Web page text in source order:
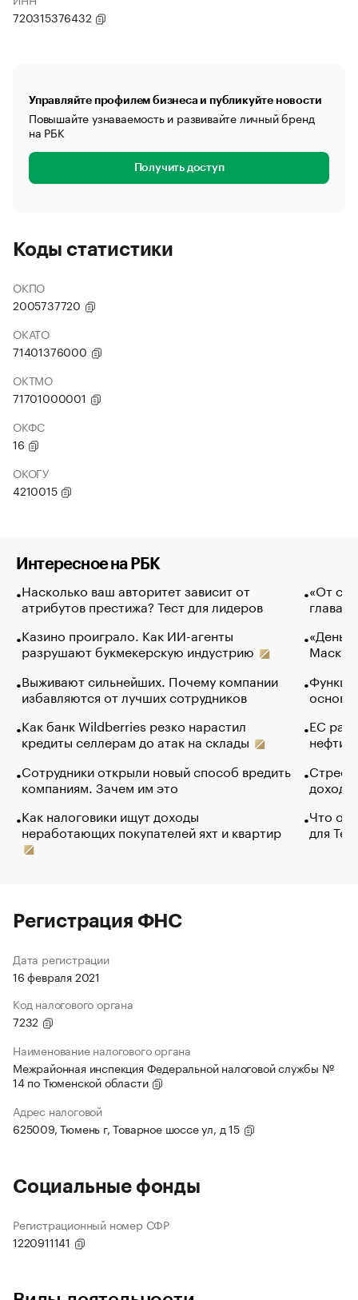
720315376432
Управляйте профилем бизнеса и публикуйте новости
Повышайте узнаваемость и развивайте личный бренд
на РБК
Получить доступ
Коды статистики
ОКПО
2005737720
ОКАТО
71401376000
ОКТМО
71701000001
ОКФС
16
ОКОГУ
4210015
Интересное на РБК
Насколько ваш авторитет зависит от
атрибутов престижа? Тест для лидеров
Казино проиграло. Как ИИ-агенты
разрушают букмекерскую индустрию
Выживают сильнейших. Почему компании
избавляются от лучших сотрудников
Как банк Wildberries резко нарастил
кредиты селлерам до атак на склады
Сотрудники открыли новый способ вредить
компаниям. Зачем им это
Как налоговики ищут доходы
неработающих покупателей яхт и квартир
«От
глава
Маск в
основ
ЕС
нефти
Что
для
Регистрация ФНС
Дата регистрации
16 февраля 2021
Код налогового органа
7232
Наименование налогового органа
Межрайонная инспекция Федеральной налоговой службы №
14 по Тюменской области
Адрес налоговой
625009, Тюмень г, Товарное шоссе ул, д 15
Социальные фонды
Регистрационный номер СФР
1220911141